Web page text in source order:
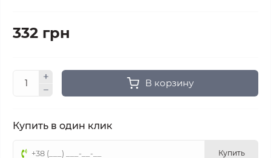
332 грн
В корзину
Купить в один клик
Купить